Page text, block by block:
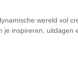
wereld vol
inspireren, uitdagen